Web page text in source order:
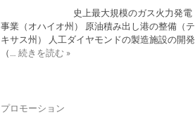
史上最大規模のガス火力発電
事業（オハイオ州） 原油積み出し港の整備（テ
キサス州） 人工ダイヤモンドの製造施設の開発
（…続きを読む »
プロモーション